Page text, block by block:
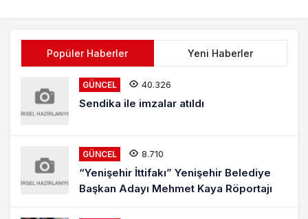
Popüler Haberler Yeni Haberler
GÜNCEL 40.326
Sendika ile imzalar atıldı
GÜNCEL 8.710
“Yenişehir İttifakı” Yenişehir Belediye
Başkan Adayı Mehmet Kaya Röportajı